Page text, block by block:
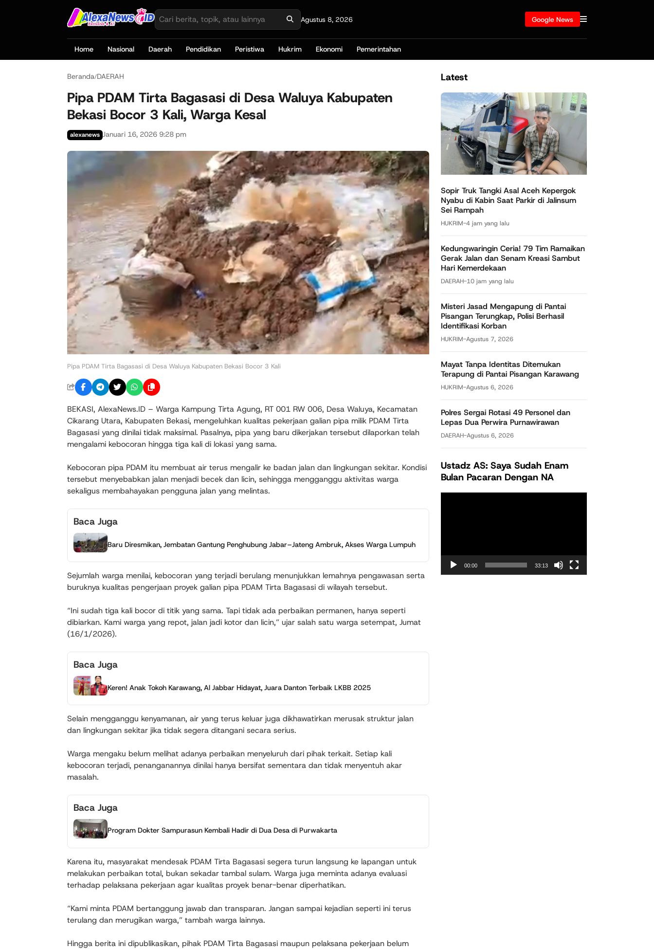
Agustus 8, 2026 Google News
Home Nasional Daerah Pendidikan Peristiwa Hukrim Ekonomi Pemerintahan
Beranda/DAERAH
Pipa PDAM Tirta Bagasasi di Desa Waluya Kabupaten
Bekasi Bocor 3 Kali, Warga Kesal
alexanews Januari 16, 2026 9:28 pm
Pipa PDAM Tirta Bagasasi di Desa Waluya Kabupaten Bekasi Bocor 3 Kali
BEKASI, AlexaNews.ID – Warga Kampung Tirta Agung, RT 001 RW 006, Desa Waluya, Kecamatan
Cikarang Utara, Kabupaten Bekasi, mengeluhkan kualitas pekerjaan galian pipa milik PDAM Tirta
Bagasasi yang dinilai tidak maksimal. Pasalnya, pipa yang baru dikerjakan tersebut dilaporkan telah
mengalami kebocoran hingga tiga kali di lokasi yang sama.
Kebocoran pipa PDAM itu membuat air terus mengalir ke badan jalan dan lingkungan sekitar. Kondisi
tersebut menyebabkan jalan menjadi becek dan licin, sehingga mengganggu aktivitas warga
sekaligus membahayakan pengguna jalan yang melintas.
Baca Juga
Baru Diresmikan, Jembatan Gantung Penghubung Jabar–Jateng Ambruk, Akses Warga Lumpuh
Sejumlah warga menilai, kebocoran yang terjadi berulang menunjukkan lemahnya pengawasan serta
buruknya kualitas pengerjaan proyek galian pipa PDAM Tirta Bagasasi di wilayah tersebut.
“Ini sudah tiga kali bocor di titik yang sama. Tapi tidak ada perbaikan permanen, hanya seperti
dibiarkan. Kami warga yang repot, jalan jadi kotor dan licin,” ujar salah satu warga setempat, Jumat
(16/1/2026).
Baca Juga
Keren! Anak Tokoh Karawang, Al Jabbar Hidayat, Juara Danton Terbaik LKBB 2025
Selain mengganggu kenyamanan, air yang terus keluar juga dikhawatirkan merusak struktur jalan
dan lingkungan sekitar jika tidak segera ditangani secara serius.
Warga mengaku belum melihat adanya perbaikan menyeluruh dari pihak terkait. Setiap kali
kebocoran terjadi, penanganannya dinilai hanya bersifat sementara dan tidak menyentuh akar
masalah.
Baca Juga
Program Dokter Sampurasun Kembali Hadir di Dua Desa di Purwakarta
Karena itu, masyarakat mendesak PDAM Tirta Bagasasi segera turun langsung ke lapangan untuk
melakukan perbaikan total, bukan sekadar tambal sulam. Warga juga meminta adanya evaluasi
terhadap pelaksana pekerjaan agar kualitas proyek benar-benar diperhatikan.
“Kami minta PDAM bertanggung jawab dan transparan. Jangan sampai kejadian seperti ini terus
terulang dan merugikan warga,” tambah warga lainnya.
Hingga berita ini dipublikasikan, pihak PDAM Tirta Bagasasi maupun pelaksana pekerjaan belum
Latest
Sopir Truk Tangki Asal Aceh Kepergok
Nyabu di Kabin Saat Parkir di Jalinsum
Sei Rampah
HUKRIM-4 jam yang lalu
Kedungwaringin Ceria! 79 Tim Ramaikan
Gerak Jalan dan Senam Kreasi Sambut
Hari Kemerdekaan
DAERAH-10 jam yang lalu
Misteri Jasad Mengapung di Pantai
Pisangan Terungkap, Polisi Berhasil
Identifikasi Korban
HUKRIM-Agustus 7, 2026
Mayat Tanpa Identitas Ditemukan
Terapung di Pantai Pisangan Karawang
HUKRIM-Agustus 6, 2026
Polres Sergai Rotasi 49 Personel dan
Lepas Dua Perwira Purnawirawan
DAERAH-Agustus 6, 2026
Ustadz AS: Saya Sudah Enam
Bulan Pacaran Dengan NA
00:00 33:13